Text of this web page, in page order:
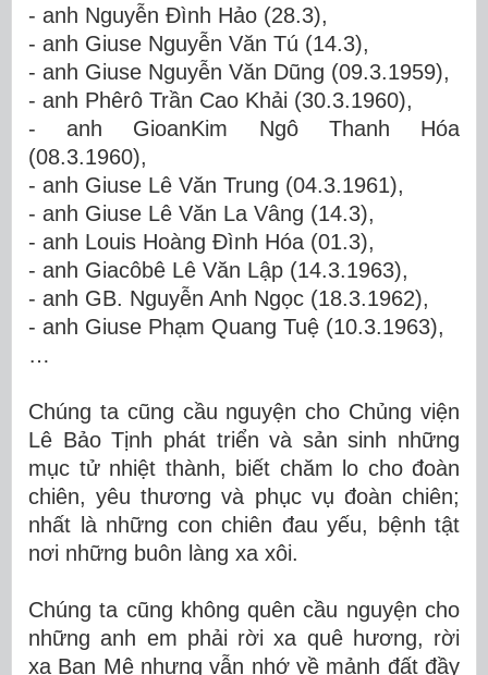
- anh Nguyễn Đình Hảo (28.3),
- anh Giuse Nguyễn Văn Tú (14.3),
- anh Giuse Nguyễn Văn Dũng (09.3.1959),
- anh Phêrô Trần Cao Khải (30.3.1960),
-anh GioanKim Ngô Thanh Hóa
(08.3.1960),
- anh Giuse Lê Văn Trung (04.3.1961),
- anh Giuse Lê Văn La Vâng (14.3),
- anh Louis Hoàng Đình Hóa (01.3),
- anh Giacôbê Lê Văn Lập (14.3.1963),
- anh GB. Nguyễn Anh Ngọc (18.3.1962),
- anh Giuse Phạm Quang Tuệ (10.3.1963),
…
Chúng ta cũng cầu nguyện cho Chủng viện
Lê Bảo Tịnh phát triển và sản sinh những
mục tử nhiệt thành, biết chăm lo cho đoàn
chiên, yêu thương và phục vụ đoàn chiên;
nhất là những con chiên đau yếu, bệnh tật
nơi những buôn làng xa xôi.
Chúng ta cũng không quên cầu nguyện cho
những anh em phải rời xa quê hương, rời
xa Ban Mê nhưng vẫn nhớ về mảnh đất đầy